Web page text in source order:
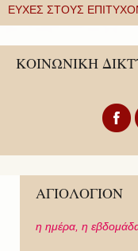
ΕΥΧΕΣ ΣΤΟΥΣ
ΚΟΙΝΩΝΙΚΗ
ΑΓΙΟΛΟΓΙΟΝ
η ημέρα, η